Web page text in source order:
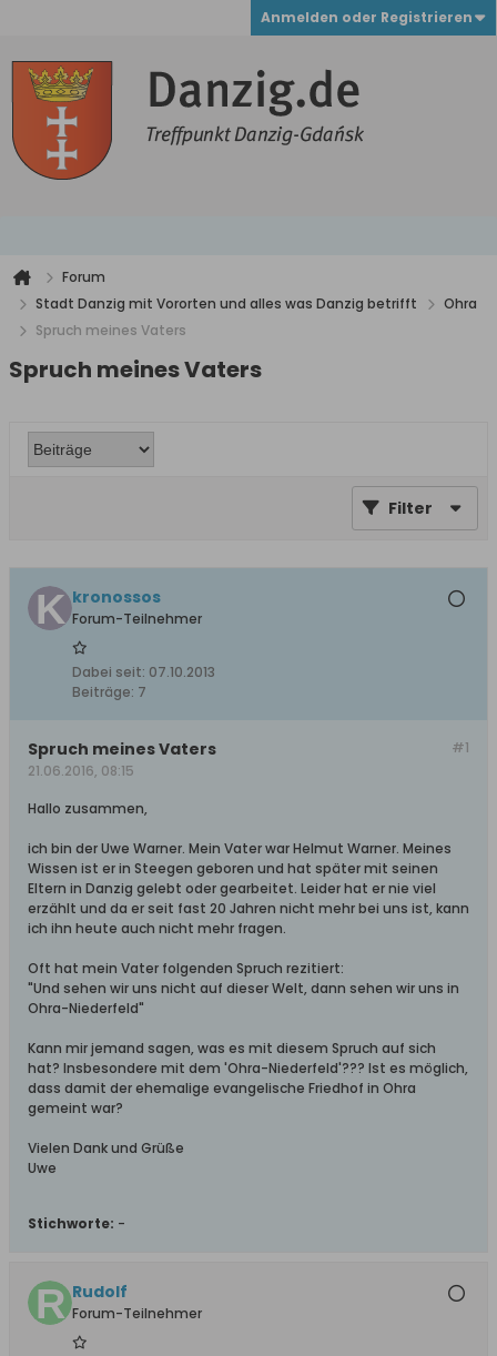
Anmelden oder Registrieren
Forum
Stadt Danzig mit Vororten und alles was Danzig betrifft
Ohra
Spruch meines Vaters
Spruch meines Vaters
Filter
kronossos
Forum-Teilnehmer
Dabei seit: 07.10.2013
Beiträge: 7
#1
Spruch meines Vaters
21.06.2016, 08:15
Hallo zusammen,
ich bin der Uwe Warner. Mein Vater war Helmut Warner. Meines
Wissen ist er in Steegen geboren und hat später mit seinen
Eltern in Danzig gelebt oder gearbeitet. Leider hat er nie viel
erzählt und da er seit fast 20 Jahren nicht mehr bei uns ist, kann
ich ihn heute auch nicht mehr fragen.
Oft hat mein Vater folgenden Spruch rezitiert:
"Und sehen wir uns nicht auf dieser Welt, dann sehen wir uns in
Ohra-Niederfeld"
Kann mir jemand sagen, was es mit diesem Spruch auf sich
hat? Insbesondere mit dem 'Ohra-Niederfeld'??? Ist es möglich,
dass damit der ehemalige evangelische Friedhof in Ohra
gemeint war?
Vielen Dank und Grüße
Uwe
Stichworte: -
Rudolf
Forum-Teilnehmer